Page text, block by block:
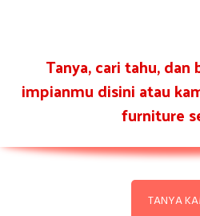
Tanya, cari tahu,
impianmu disini atau
furniture
TANYA